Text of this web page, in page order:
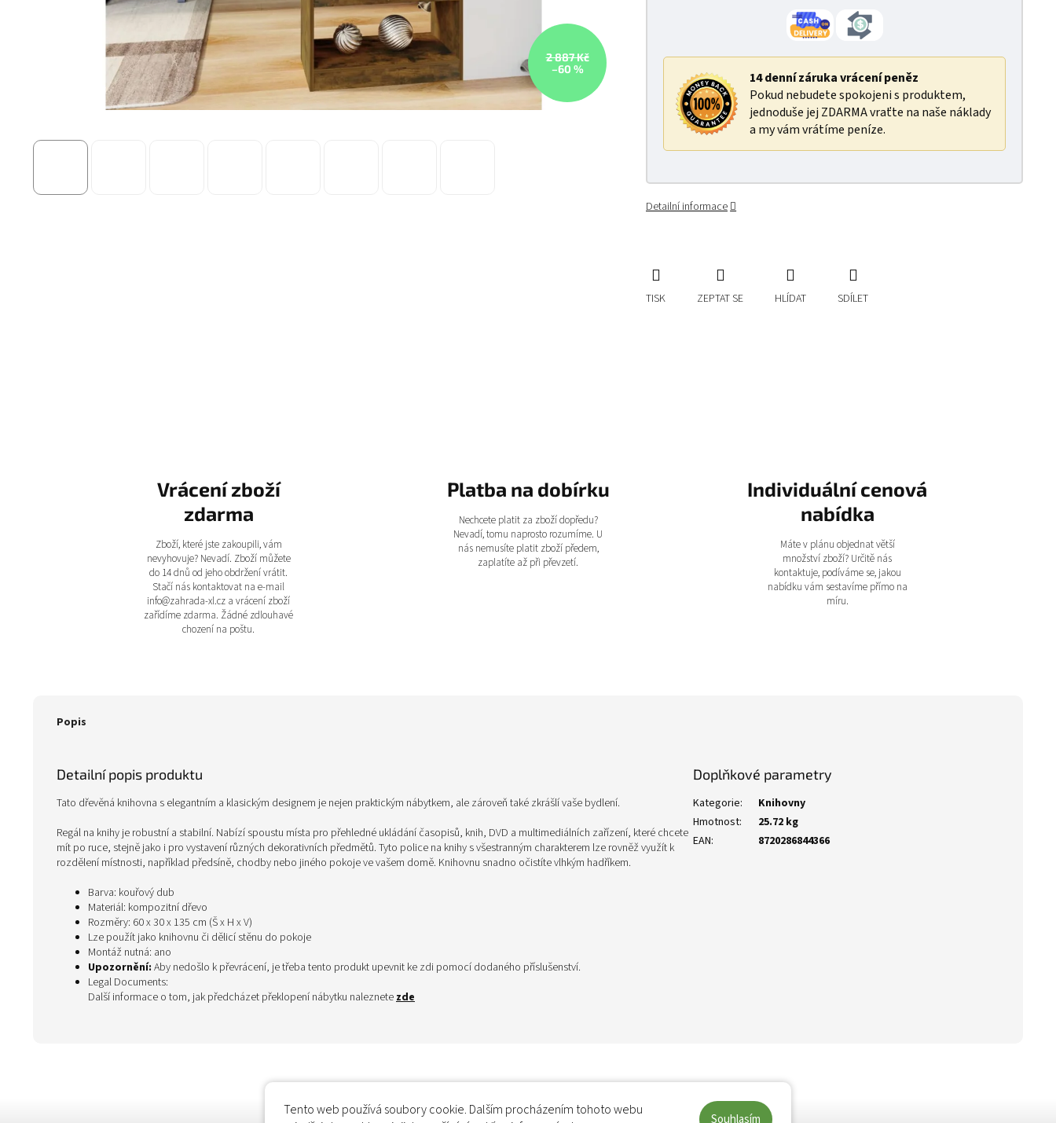
Tento web používá soubory cookie. Dalším procházením tohoto webu
Souhlasím
2 887 Kč
–60 %
14 denní záruka vrácení peněz
Pokud nebudete spokojeni s produktem,
jednoduše jej ZDARMA vraťte na naše náklady
a my vám vrátíme peníze.
Detailní informace
TISK ZEPTAT SE HLÍDAT SDÍLET
Vrácení zboží
zdarma
Zboží, které jste zakoupili, vám
nevyhovuje? Nevadí. Zboží můžete
do 14 dnů od jeho obdržení vrátit.
Stačí nás kontaktovat na e-mail
info@zahrada-xl.cz a vrácení zboží
zařídíme zdarma. Žádné zdlouhavé
chození na poštu.
Platba na dobírku
Nechcete platit za zboží dopředu?
Nevadí, tomu naprosto rozumíme. U
nás nemusíte platit zboží předem,
zaplatíte až při převzetí.
Individuální cenová
nabídka
Máte v plánu objednat větší
množství zboží? Určitě nás
kontaktuje, podíváme se, jakou
nabídku vám sestavíme přímo na
míru.
Popis
Detailní popis produktu
Tato dřevěná knihovna s elegantním a klasickým designem je nejen praktickým nábytkem, ale zároveň také zkrášlí vaše bydlení.
Regál na knihy je robustní a stabilní. Nabízí spoustu místa pro přehledné ukládání časopisů, knih, DVD a multimediálních zařízení, které chcete
mít po ruce, stejně jako i pro vystavení různých dekorativních předmětů. Tyto police na knihy s všestranným charakterem lze rovněž využít k
rozdělení místnosti, například předsíně, chodby nebo jiného pokoje ve vašem domě. Knihovnu snadno očistíte vlhkým hadříkem.
Barva: kouřový dub
Materiál: kompozitní dřevo
Rozměry: 60 x 30 x 135 cm (Š x H x V)
Lze použít jako knihovnu či dělicí stěnu do pokoje
Montáž nutná: ano
Upozornění: Aby nedošlo k převrácení, je třeba tento produkt upevnit ke zdi pomocí dodaného příslušenství.
Legal Documents:
Další informace o tom, jak předcházet překlopení nábytku naleznetezde
Doplňkové parametry
Kategorie:
Knihovny
Hmotnost:
25.72 kg
EAN: 8720286844366